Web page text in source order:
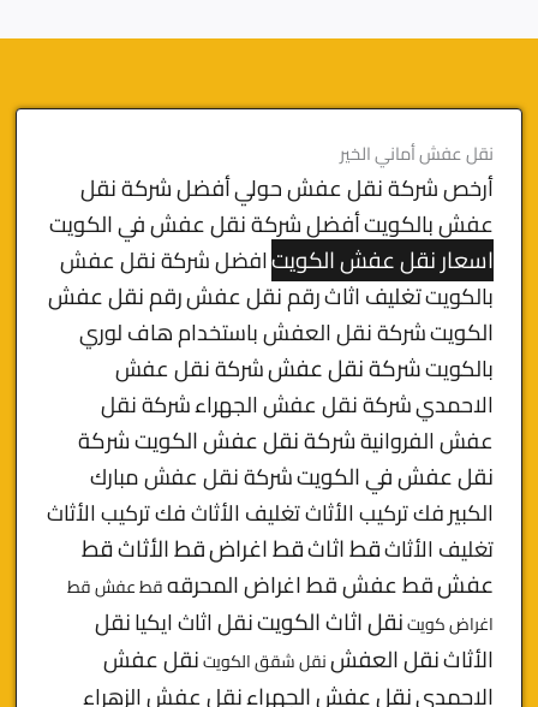
نقل عفش أماني الخير
أرخص شركة نقل عفش حوليأفضل شركة نقل
عفش بالكويتأفضل شركة نقل عفش في الكويت
اسعار نقل عفش الكويتافضل شركة نقل عفش
بالكويتتغليف اثاثرقم نقل عفشرقم نقل عفش
الكويتشركة نقل العفش باستخدام هاف لوري
بالكويتشركة نقل عفششركة نقل عفش
الاحمديشركة نقل عفش الجهراءشركة نقل
عفش الفروانيةشركة نقل عفش الكويتشركة
نقل عفش في الكويتشركة نقل عفش مبارك
الكبيرفك تركيب الأثاث تغليف الأثاث فك تركيب الأثاث
تغليف الأثاثقط اثاثقط اغراضقط الأثاثقط
عفشقط عفش قط اغراض المحرقهقط عفش قط
اغراض كويتنقل اثاث الكويتنقل اثاث ايكيانقل
الأثاثنقل العفشنقل شقق الكويتنقل عفش
الاحمدينقل عفش الجهراءنقل عفش الزهراء